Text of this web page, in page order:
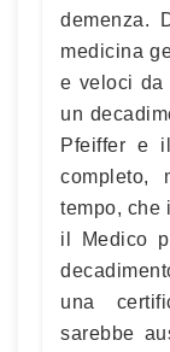
demenza.
medicina
e veloci da
un
Pfeiffer e
completo,
tempo, che
il Medico
una
sarebbe